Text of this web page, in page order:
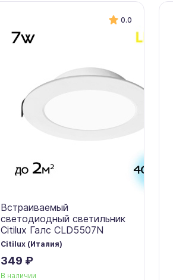
0.0
Встраиваемый
светодиодный светильник
Citilux Галс CLD5507N
Citilux (Италия)
349 ₽
В наличии